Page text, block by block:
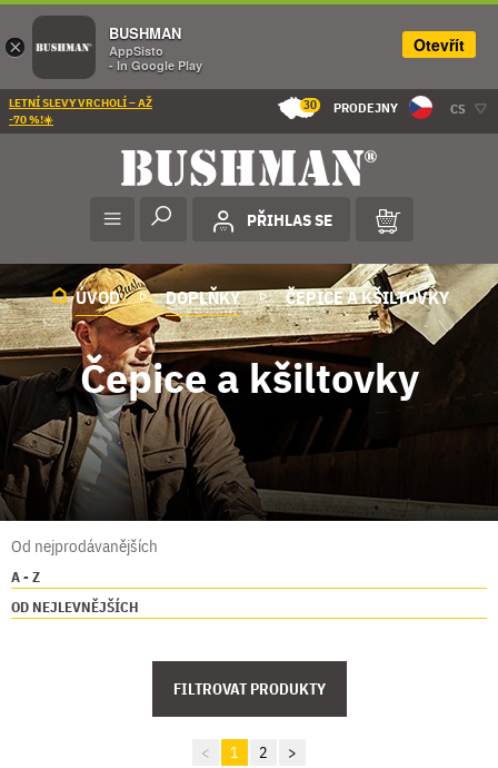
LETNÍ SLEVY VRCHOLÍ – AŽ
-70 %!☀️
30 PRODEJNY CS
PŘIHLAS SE
ÚVOD DOPLŇKY ČEPICE A KŠILTOVKY
Čepice a kšiltovky
Od nejprodávanějších
A - Z
OD NEJLEVNĚJŠÍCH
FILTROVAT PRODUKTY
< 1 2 >
×
BUSHMAN
AppSisto
- In Google Play
Otevřít